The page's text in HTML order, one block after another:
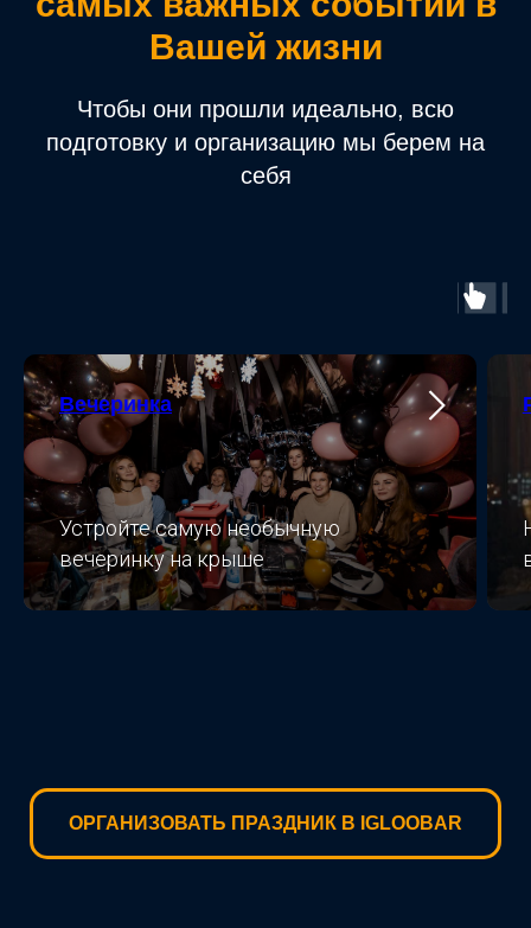
Вашей жизни
Чтобы они прошли идеально, всю
подготовку и организацию мы берем на
себя
Вечеринка
Устройте самую необычную
вечеринку на крыше
ОРГАНИЗОВАТЬ ПРАЗДНИК В IGLOOBAR